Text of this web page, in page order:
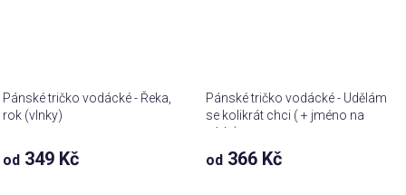
Pánské tričko vodácké - Řeka,
rok (vlnky)
od 349 Kč
Pánské tričko vodácké - Udělám
se kolikrát chci ( + jméno na
záda)
od 366 Kč